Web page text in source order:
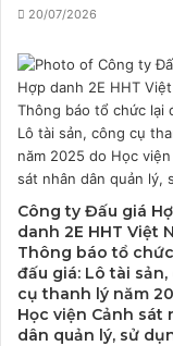
20/07/2026
Công ty Đấu giá
danh 2E HHT Việt
Thông báo tổ
đấu giá: Lô tài
cụ thanh lý năm
Học viện Cảnh sát
dân quản lý, sử